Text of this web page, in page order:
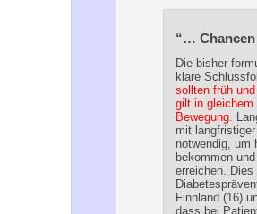
bekommen
Finnland (16)
dass bei
oder anderen
kann als mit
geht, das
verhindern.
sein – zum
von höher
Weißbrot.….”